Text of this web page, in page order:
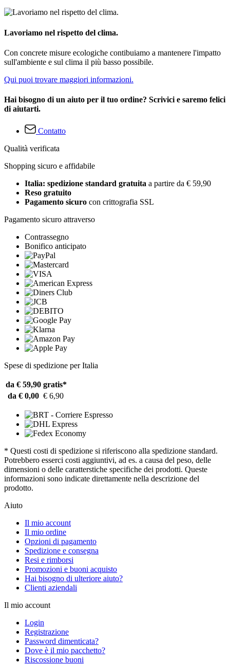
Lavoriamo nel rispetto del clima.
Con concrete misure ecologiche contibuiamo a mantenere l'impatto
sull'ambiente e sul clima il più basso possibile.
Qui puoi trovare maggiori informazioni.
Hai bisogno di un aiuto per il tuo ordine? Scrivici e saremo felici
di aiutarti.
Contatto
Qualità verificata
Shopping sicuro e affidabile
Italia: spedizione standard gratuita a partire da € 59,90
Reso gratuito
Pagamento sicuro con crittografia SSL
Pagamento sicuro attraverso
Contrassegno
Bonifico anticipato
Spese di spedizione per Italia
da € 59,90 gratis*
da € 0,00 € 6,90
* Questi costi di spedizione si riferiscono alla spedizione standard.
Potrebbero esserci costi aggiuntivi, ad es. a causa del peso, delle
dimensioni o delle caratterstiche specifiche dei prodotti. Queste
informazioni sono indicate direttamente nella descrizione del
prodotto.
Aiuto
Il mio account
Il mio ordine
Opzioni di pagamento
Spedizione e consegna
Resi e rimborsi
Promozioni e buoni acquisto
Hai bisogno di ulteriore aiuto?
Clienti aziendali
Il mio account
Login
Registrazione
Password dimenticata?
Dove è il mio pacchetto?
Riscossione buoni